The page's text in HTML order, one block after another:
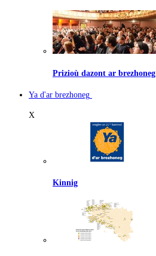
Prizioù dazont ar brezhoneg
Ya d'ar brezhoneg
X
Kinnig